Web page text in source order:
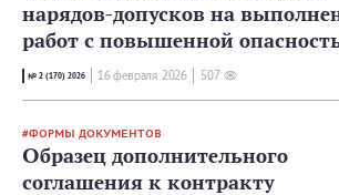
нарядов-допусков на
работ с повышенной
№ 2 (170) 2026 16 февраля 2026 507
ФОРМЫ ДОКУМЕНТОВ
Образец дополнительного
соглашения к контракту